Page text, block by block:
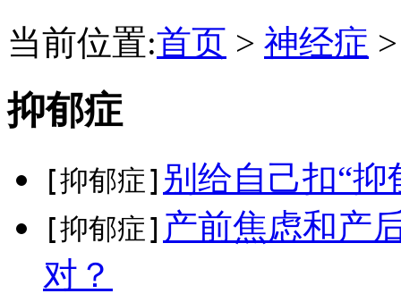
当前位置:首页 > 神经症
抑郁症
[抑郁症] 别给自己扣“抑
[抑郁症] 产前焦虑和产
对？